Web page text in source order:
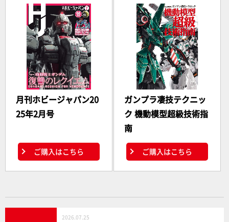
月刊ホビージャパン20
25年2月号
ご購入はこちら
ガンプラ凄技テクニッ
ク 機動模型超級技術指
南
ご購入はこちら
2026.07.25